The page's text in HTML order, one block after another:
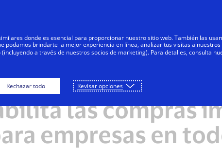
Personas Negocios Innovadores
NOTAS DE PRENSA
las compras
empresas en
donde es esencial para proporcionar nuestro sitio web. También las
podamos brindarte la mejor experiencia en línea, analizar tus visitas a nuestros
a través de nuestros socios de marketing). Para detalles, consulta
Rechazar todo Revisar opciones